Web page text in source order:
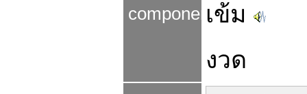
componentsเข้ม
งวด